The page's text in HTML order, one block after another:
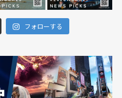
フォローする